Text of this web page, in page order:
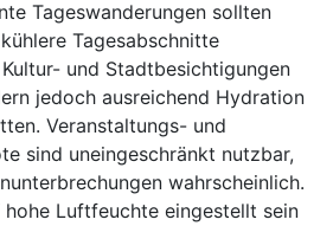
Tageswanderungen sollten
Tagesabschnitte
und Stadtbesichtigungen
jedoch ausreichend Hydration
Veranstaltungs- und
sind uneingeschränkt nutzbar,
wahrscheinlich.
hohe Luftfeuchte eingestellt sein